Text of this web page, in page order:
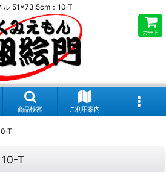
ル 51×73.5cm：10-T
カート
商品検索 ご利用案内
T
T